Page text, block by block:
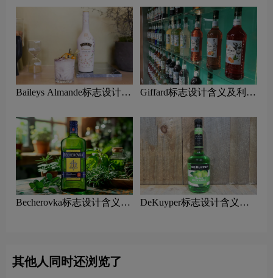
Baileys Almande标志设计含
Giffard标志设计含义及利口
Becherovka标志设计含义及
DeKuyper标志设计含义及
其他人同时还浏览了